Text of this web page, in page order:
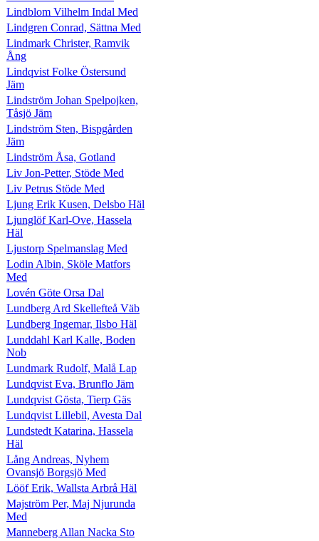
Lindblom Vilhelm Indal Med
Lindgren Conrad, Sättna Med
Lindmark Christer, Ramvik
Ång
Lindqvist Folke Östersund
Jäm
Lindström Johan Spelpojken,
Tåsjö Jäm
Lindström Sten, Bispgården
Jäm
Lindström Åsa, Gotland
Liv Jon-Petter, Stöde Med
Liv Petrus Stöde Med
Ljung Erik Kusen, Delsbo Häl
Ljunglöf Karl-Ove, Hassela
Häl
Ljustorp Spelmanslag Med
Lodin Albin, Sköle Matfors
Med
Lovén Göte Orsa Dal
Lundberg Ard Skellefteå Väb
Lundberg Ingemar, Ilsbo Häl
Lunddahl Karl Kalle, Boden
Nob
Lundmark Rudolf, Malå Lap
Lundqvist Eva, Brunflo Jäm
Lundqvist Gösta, Tierp Gäs
Lundqvist Lillebil, Avesta Dal
Lundstedt Katarina, Hassela
Häl
Lång Andreas, Nyhem
Ovansjö Borgsjö Med
Lööf Erik, Wallsta Arbrå Häl
Majström Per, Maj Njurunda
Med
Manneberg Allan Nacka Sto